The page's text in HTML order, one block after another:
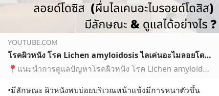
YOUTUBE.COM
โรคผิวหนัง โรค Lichen amyloidosis ไลเค่นอะไมลอยโดซิส มีลักษณะอย่างไร & ดูแลได้อย่างไร ?
📍แนะนำการดูแลปัญหาโรคผิวหนัง โรค Lichen amyloidosis ไลเค่นอะไมลอยโดซิส (ผื่นไลเคนอะไมรอยด์โดสิส) มีลักษณะอย่างไร & ดูแลได้อย่างไร ? https://youtu.be/ZFTPA…
•มีลักษณะ ผิวหนังพบบ่อยบริเวณหน้าแข้งมีการหนาตัวขึ้น